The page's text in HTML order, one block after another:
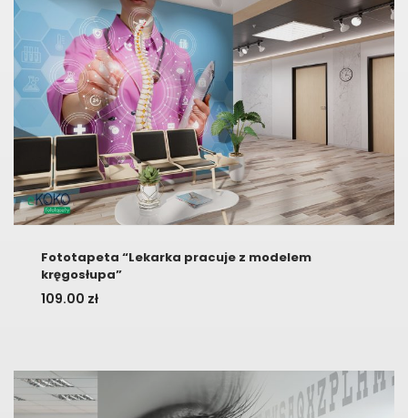
Fototapeta “Lekarka pracuje z modelem
kręgosłupa”
109.00 zł